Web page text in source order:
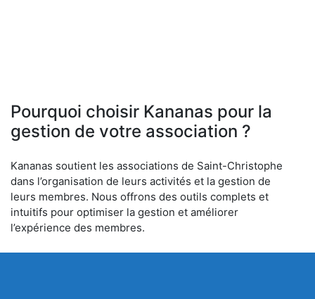
Pourquoi choisir Kananas pour la
gestion de votre association ?
Kananas soutient les associations de Saint-Christophe
dans l’organisation de leurs activités et la gestion de
leurs membres. Nous offrons des outils complets et
intuitifs pour optimiser la gestion et améliorer
l’expérience des membres.